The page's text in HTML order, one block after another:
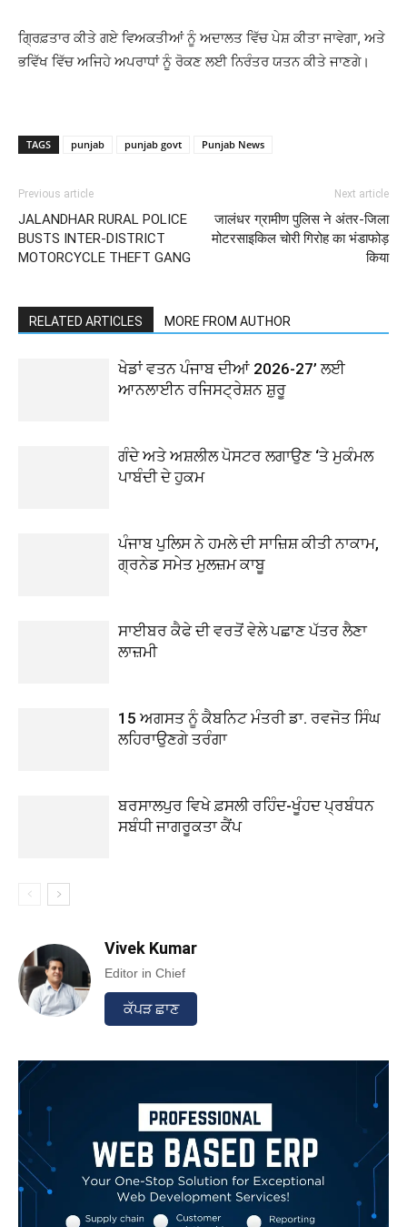
ਗ੍ਰਿਫ਼ਤਾਰ ਕੀਤੇ ਗਏ ਵਿਅਕਤੀਆਂ ਨੂੰ ਅਦਾਲਤ ਵਿੱਚ ਪੇਸ਼ ਕੀਤਾ ਜਾਵੇਗਾ, ਅਤੇ
ਭਵਿੱਖ ਵਿੱਚ ਅਜਿਹੇ ਅਪਰਾਧਾਂ ਨੂੰ ਰੋਕਣ ਲਈ ਨਿਰੰਤਰ ਯਤਨ ਕੀਤੇ ਜਾਣਗੇ।
TAGS punjab punjab govt Punjab News
Previous article
JALANDHAR RURAL POLICE
BUSTS INTER-DISTRICT
MOTORCYCLE THEFT GANG
Next article
जालंधर ग्रामीण पुलिस ने अंतर-जिला
मोटरसाइकिल चोरी गिरोह का भंडाफोड़
किया
RELATED ARTICLES MORE FROM AUTHOR
ਖੇਡਾਂ ਵਤਨ ਪੰਜਾਬ ਦੀਆਂ 2026-27’ ਲਈ
ਆਨਲਾਈਨ ਰਜਿਸਟ੍ਰੇਸ਼ਨ ਸ਼ੁਰੂ
ਗੰਦੇ ਅਤੇ ਅਸ਼ਲੀਲ ਪੋਸਟਰ ਲਗਾਉਣ ‘ਤੇ ਮੁਕੰਮਲ
ਪਾਬੰਦੀ ਦੇ ਹੁਕਮ
ਪੰਜਾਬ ਪੁਲਿਸ ਨੇ ਹਮਲੇ ਦੀ ਸਾਜ਼ਿਸ਼ ਕੀਤੀ ਨਾਕਾਮ,
ਗ੍ਰਨੇਡ ਸਮੇਤ ਮੁਲਜ਼ਮ ਕਾਬੂ
ਸਾਈਬਰ ਕੈਫੇ ਦੀ ਵਰਤੋਂ ਵੇਲੇ ਪਛਾਣ ਪੱਤਰ ਲੈਣਾ
ਲਾਜ਼ਮੀ
15 ਅਗਸਤ ਨੂੰ ਕੈਬਨਿਟ ਮੰਤਰੀ ਡਾ. ਰਵਜੋਤ ਸਿੰਘ
ਲਹਿਰਾਉਣਗੇ ਤਰੰਗਾ
ਬਰਸਾਲਪੁਰ ਵਿਖੇ ਫ਼ਸਲੀ ਰਹਿੰਦ-ਖੂੰਹਦ ਪ੍ਰਬੰਧਨ
ਸਬੰਧੀ ਜਾਗਰੂਕਤਾ ਕੈਂਪ
Vivek Kumar
Editor in Chief
ਕੱਪੜ ਛਾਣ